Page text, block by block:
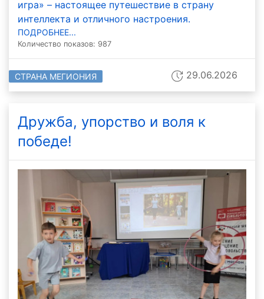
игра» – настоящее путешествие в страну
интеллекта и отличного настроения.
ПОДРОБНЕЕ...
Количество показов: 987
СТРАНА МЕГИОНИЯ 29.06.2026
Дружба, упорство и воля к
победе!